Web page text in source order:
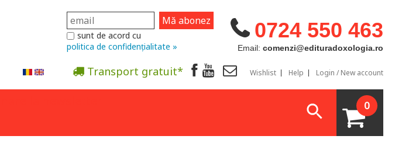
0724 550 463
Email: comenzi@edituradoxologia.ro
sunt de acord cu
politica de confidențialitate »
Transport gratuit* Wishlist Help Login / New account
0